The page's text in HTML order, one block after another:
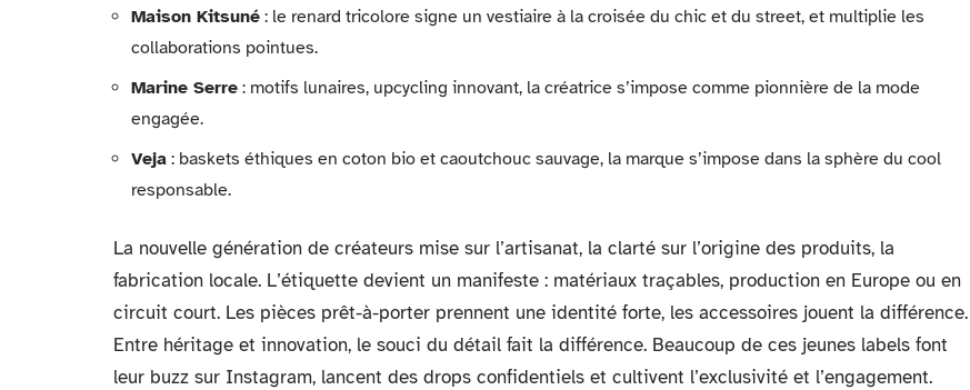
Maison Kitsuné : le renard tricolore signe un vestiaire à la croisée du chic et du street, et multiplie les
collaborations pointues.
Marine Serre : motifs lunaires, upcycling innovant, la créatrice s’impose comme pionnière de la mode
engagée.
Veja : baskets éthiques en coton bio et caoutchouc sauvage, la marque s’impose dans la sphère du cool
responsable.
La nouvelle génération de créateurs mise sur l’artisanat, la clarté sur l’origine des produits, la
fabrication locale. L’étiquette devient un manifeste : matériaux traçables, production en Europe ou en
circuit court. Les pièces prêt-à-porter prennent une identité forte, les accessoires jouent la différence.
Entre héritage et innovation, le souci du détail fait la différence. Beaucoup de ces jeunes labels font
leur buzz sur Instagram, lancent des drops confidentiels et cultivent l’exclusivité et l’engagement.